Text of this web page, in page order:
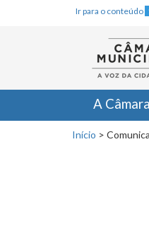
Ir para o conteúdo
A Câmara
Início >